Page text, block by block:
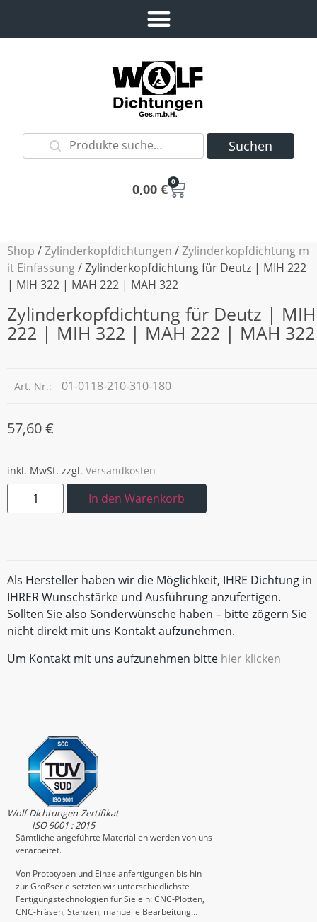
Suchen
0,00 € 0
Shop /Zylinderkopfdichtungen /Zylinderkopfdichtung m
it Einfassung/ Zylinderkopfdichtung für Deutz | MIH 222
| MIH 322 | MAH 222 | MAH 322
Zylinderkopfdichtung für Deutz | MIH
222 | MIH 322 | MAH 222 | MAH 322
Art. Nr.: 01-0118-210-310-180
57,60€
inkl. MwSt. zzgl. Versandkosten
In den Warenkorb
Als Hersteller haben wir die Möglichkeit, IHRE Dichtung in
IHRER Wunschstärke und Ausführung anzufertigen.
Sollten Sie also Sonderwünsche haben – bitte zögern Sie
nicht direkt mit uns Kontakt aufzunehmen.
Um Kontakt mit uns aufzunehmen bitte hier klicken
Wolf-Dichtungen-Zertifikat
ISO 9001 : 2015
Sämtliche angeführte Materialien werden von uns
verarbeitet.
Von Prototypen und Einzelanfertigungen bis hin
zur Großserie setzten wir unterschiedlichste
Fertigungstechnologien für Sie ein: CNC-Plotten,
CNC-Fräsen, Stanzen, manuelle Bearbeitung…